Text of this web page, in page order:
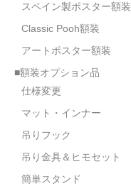
スペイン製ポスター額装
Classic Pooh額装
アートポスター額装
■額装オプション品
仕様変更
マット・インナー
吊りフック
吊り金具＆ヒモセット
簡単スタンド